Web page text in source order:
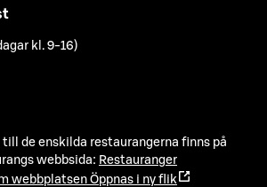
kl. 9-16)
till de enskilda restaurangerna finns på
webbsida: Restauranger
webbplatsen Öppnas i ny flik